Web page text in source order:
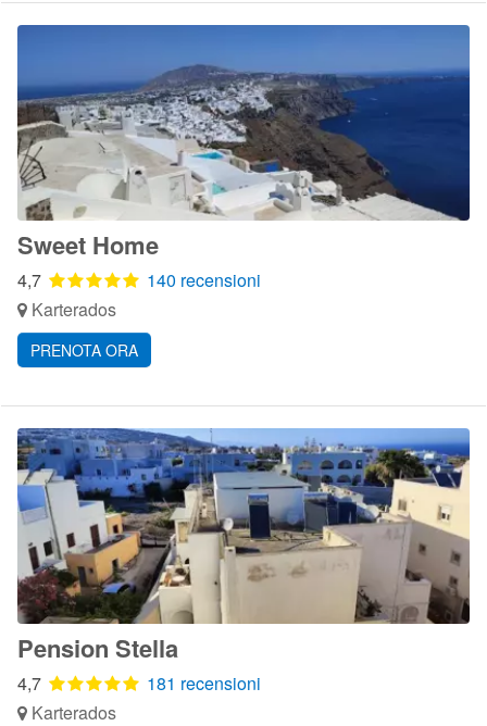
Sweet Home
4,7
140 recensioni
Karterados
PRENOTA ORA
Pension Stella
4,7
181 recensioni
Karterados